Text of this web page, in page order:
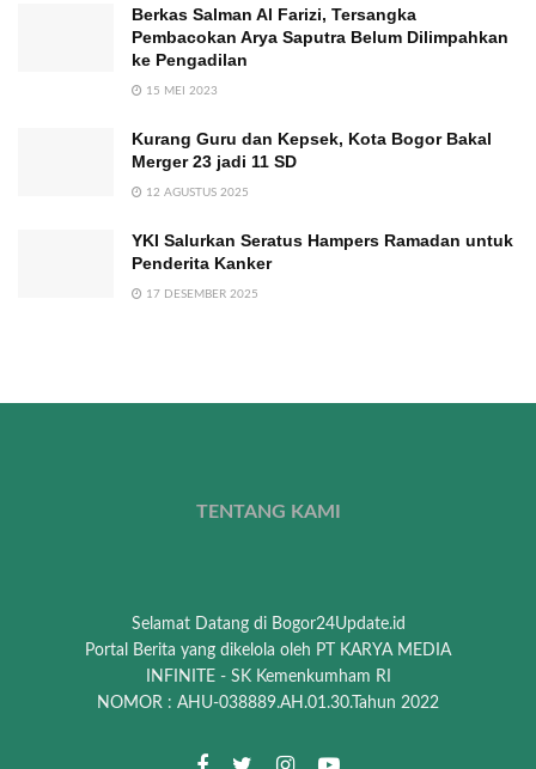
Berkas Salman Al Farizi, Tersangka
Pembacokan Arya Saputra Belum Dilimpahkan
ke Pengadilan
15 MEI 2023
Kurang Guru dan Kepsek, Kota Bogor Bakal
Merger 23 jadi 11 SD
12 AGUSTUS 2025
YKI Salurkan Seratus Hampers Ramadan untuk
Penderita Kanker
17 DESEMBER 2025
TENTANG KAMI
Selamat Datang di Bogor24Update.id
Portal Berita yang dikelola oleh PT KARYA MEDIA
INFINITE - SK Kemenkumham RI
NOMOR : AHU-038889.AH.01.30.Tahun 2022